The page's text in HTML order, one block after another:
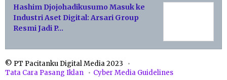
Hashim Djojohadikusumo Masuk ke
Industri Aset Digital: Arsari Group
Resmi Jadi P…
© PT Pacitanku Digital Media 2023
Tata Cara Pasang Iklan
Cyber Media Guidelines